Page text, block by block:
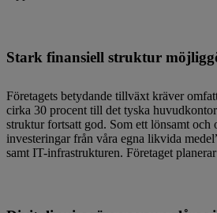
Stark finansiell struktur
Företagets betydande tillväxt kräver
cirka 30 procent till det tyska
struktur fortsatt god. Som ett lönsamt
investeringar från våra egna likvida
samt IT-infrastrukturen. Företaget